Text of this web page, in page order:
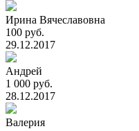
Ирина Вячеславовна
100 руб.
29.12.2017
Андрей
1 000 руб.
28.12.2017
Валерия